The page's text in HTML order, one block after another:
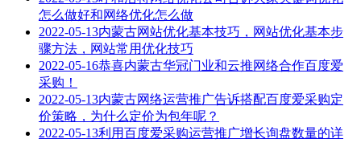
怎么做好和网络优化怎么做
2022-05-13内蒙古网站优化基本技巧，网站优化基本步
骤方法，网站常用优化技巧
2022-05-16恭喜内蒙古华冠门业和云推网络合作百度爱
采购！
2022-05-13内蒙古网络运营推广告诉搭配百度爱采购定
价策略，为什么定价为包年呢？
2022-05-13利用百度爱采购运营推广增长询盘数量的详